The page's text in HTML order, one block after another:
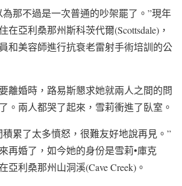
那不過是一次普通的吵架罷了。”現年
在亞利桑那州斯科茨代爾(Scottsdale)，
和美容師進行抗衰老雷射手術培訓的公
離婚時，路易斯懇求她就兩人之間的問
。兩人都哭了起來，雪莉衝進了臥室。
累了太多憤怒，很難友好地說再見。”
再婚了，如今她的身份是雪莉•庫克
亞利桑那州山洞溪(Cave Creek)。